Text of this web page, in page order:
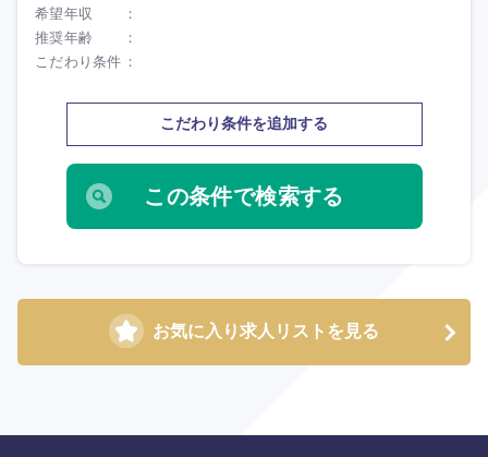
希望年収
推奨年齢
こだわり条件
こだわり条件を追加する
お気に入り求人リストを見る